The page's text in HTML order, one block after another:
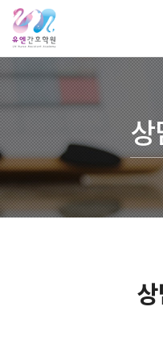
상
상